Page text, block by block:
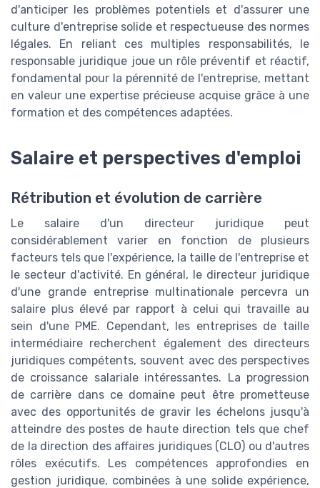
d'anticiper les problèmes potentiels et d'assurer une
culture d'entreprise solide et respectueuse des normes
légales. En reliant ces multiples responsabilités, le
responsable juridique joue un rôle préventif et réactif,
fondamental pour la pérennité de l'entreprise, mettant
en valeur une expertise précieuse acquise grâce à une
formation et des compétences adaptées.
Salaire et perspectives d'emploi
Rétribution et évolution de carrière
Le salaire d'un directeur juridique peut
considérablement varier en fonction de plusieurs
facteurs tels que l'expérience, la taille de l'entreprise et
le secteur d'activité. En général, le directeur juridique
d'une grande entreprise multinationale percevra un
salaire plus élevé par rapport à celui qui travaille au
sein d'une PME. Cependant, les entreprises de taille
intermédiaire recherchent également des directeurs
juridiques compétents, souvent avec des perspectives
de croissance salariale intéressantes. La progression
de carrière dans ce domaine peut être prometteuse
avec des opportunités de gravir les échelons jusqu'à
atteindre des postes de haute direction tels que chef
de la direction des affaires juridiques (CLO) ou d'autres
rôles exécutifs. Les compétences approfondies en
gestion juridique, combinées à une solide expérience,